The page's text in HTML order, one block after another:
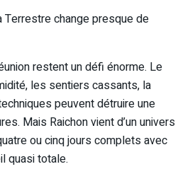
Terrestre change presque de
restent un défi énorme. Le
les sentiers cassants, la
peuvent détruire une
Mais Raichon vient d’un univers
ou cinq jours complets avec
quasi totale.